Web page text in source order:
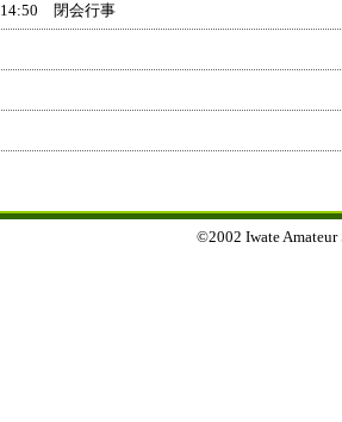
14:50 閉会行事
©2002 Iwate Amateur